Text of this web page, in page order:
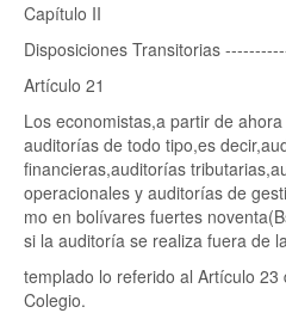
Capítulo II
Disposiciones Transitorias
Artículo 21
Los economistas,a partir de
auditorías de todo tipo,es
financieras,auditorías
operacionales y auditorías de
mo en bolívares fuertes
si la auditoría se realiza fuera de
templado lo referido al Artículo
Colegio.